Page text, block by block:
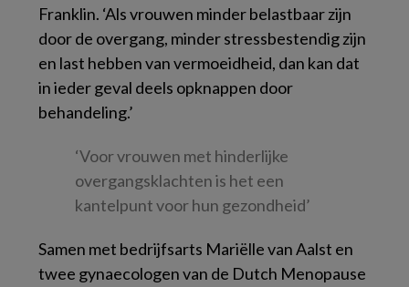
Franklin. ‘Als vrouwen minder belastbaar zijn
door de overgang, minder stressbestendig zijn
en last hebben van vermoeidheid, dan kan dat
in ieder geval deels opknappen door
behandeling.’
‘Voor vrouwen met hinderlijke
overgangsklachten is het een
kantelpunt voor hun gezondheid’
Samen met bedrijfsarts Mariëlle van Aalst en
twee gynaecologen van de Dutch Menopause